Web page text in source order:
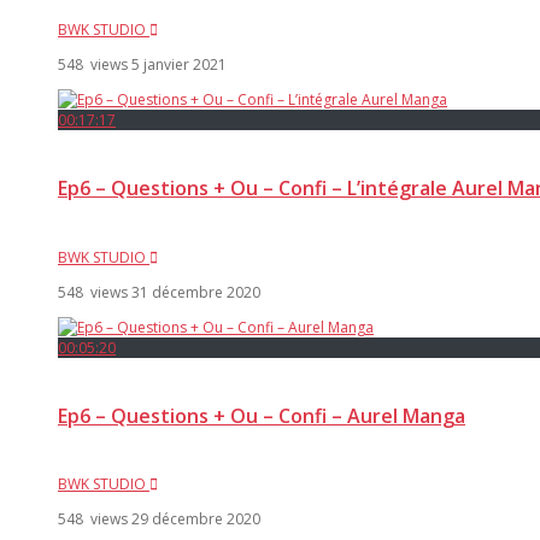
BWK STUDIO
548 views5 janvier 2021
00:17:17
Ep6 – Questions + Ou – Confi – L’intégrale Aurel
BWK STUDIO
548 views31 décembre 2020
00:05:20
Ep6 – Questions + Ou – Confi – Aurel Manga
BWK STUDIO
548 views29 décembre 2020